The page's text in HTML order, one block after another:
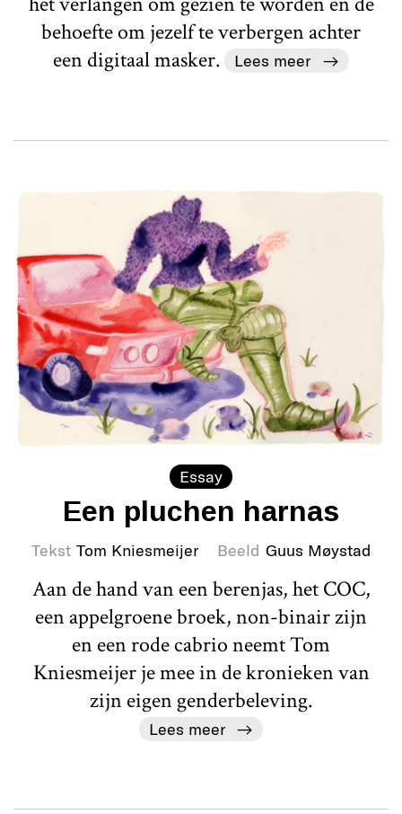
behoefte om jezelf te verbergen achter
een digitaal masker.
Lees meer
Essay
Een pluchen harnas
Tekst Tom Kniesmeijer Beeld Guus Møystad
Aan de hand van een berenjas, het COC,
een appelgroene broek, non-binair zijn
en een rode cabrio neemt Tom
Kniesmeijer je mee in de kronieken van
zijn eigen genderbeleving.
Lees meer